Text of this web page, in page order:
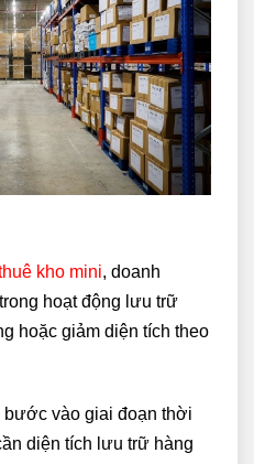
kho mini, doanh
hoạt động lưu trữ
hoặc giảm diện tích theo
bước vào giai đoạn thời
diện tích lưu trữ hàng